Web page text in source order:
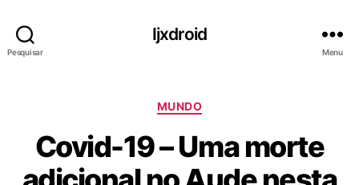
Pesquisar
Ijxdroid
Menu
C
t
e
MUNDO
Covid-19 – Uma morte